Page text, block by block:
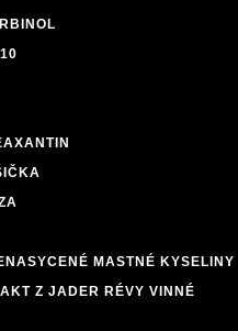
MASTNÉ KYSELINY
Z JADER RÉVY VINNÉ